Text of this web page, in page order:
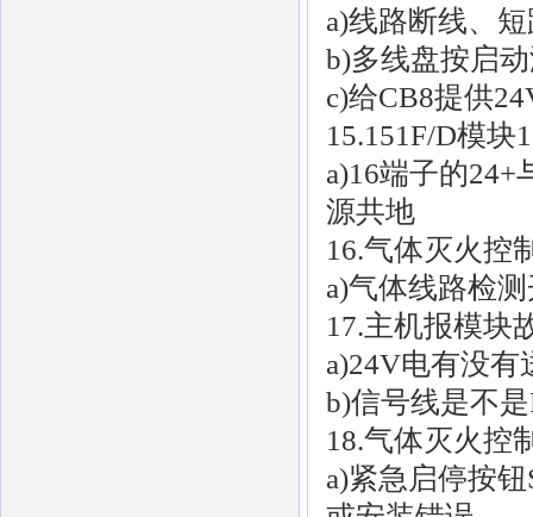
a)线路断线、
b)多线盘按启
c)给CB8提供
15.151F/D模块
a)16端子的
源共地
16.气体灭火控
a)气体线路检
17.主机报模块
a)24V电有没有
b)信号线是不
18.气体灭火控
a)紧急启停按